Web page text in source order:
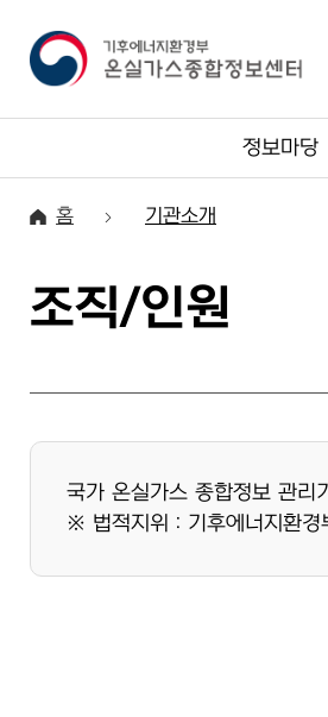
정보마당
홈 기관소개
조직/인원
국가 온실가스 종합정보 관리
※ 법적지위 : 기후에너지환경